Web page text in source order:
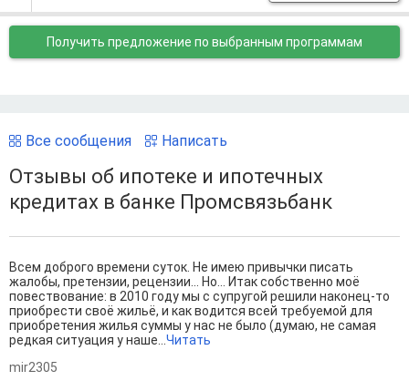
Получить предложение по выбранным программам
Все сообщения Написать
Отзывы об ипотеке и ипотечных
кредитах в банке Промсвязьбанк
Всем доброго времени суток. Не имею привычки писать
жалобы, претензии, рецензии... Но… Итак собственно моё
повествование: в 2010 году мы с супругой решили наконец-то
приобрести своё жильё, и как водится всей требуемой для
приобретения жилья суммы у нас не было (думаю, не самая
редкая ситуация у наше... Читать
mir2305